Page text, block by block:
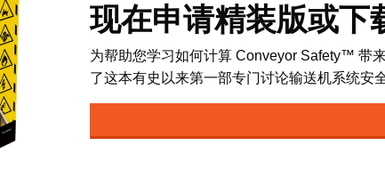
现在申请精装版或下
为帮助您学习如何计算 Conveyor Safety™ 带
了这本有史以来第一部专门讨论输送机系统安